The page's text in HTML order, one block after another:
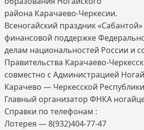
района Карачаево-Черкесии.
Всеногайский праздник
финансовой поддержке
делам национальностей России и
Правительства Карачаево-
совместно с Администрацией
Карачево — Черкесской
Главный организатор ФНКА
Справки по телефонам :
Лотерея — 8(932)404-77-47